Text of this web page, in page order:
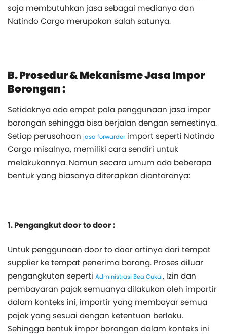
saja membutuhkan jasa sebagai medianya dan
Natindo Cargo merupakan salah satunya.
B. Prosedur & Mekanisme Jasa Impor
Borongan :
Setidaknya ada empat pola penggunaan jasa impor
borongan sehingga bisa berjalan dengan semestinya.
Setiap perusahaan jasa forwarder import seperti Natindo
Cargo misalnya, memiliki cara sendiri untuk
melakukannya. Namun secara umum ada beberapa
bentuk yang biasanya diterapkan diantaranya:
1. Pengangkut door to door :
Untuk penggunaan door to door artinya dari tempat
supplier ke tempat penerima barang. Proses diluar
pengangkutan seperti Administrasi Bea Cukai, Izin dan
pembayaran pajak semuanya dilakukan oleh importir
dalam konteks ini, importir yang membayar semua
pajak yang sesuai dengan ketentuan berlaku.
Sehingga bentuk impor borongan dalam konteks ini